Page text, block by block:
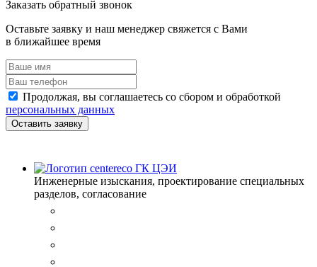
Заказать обратный звонок
Оставьте заявку и наш менеджер свяжется с Вами
в ближайшее время
Продолжая, вы соглашаетесь со сбором и обработкой
персональных данных
Оставить заявку
ГК ЦЭИ
Инженерные изыскания, проектирование специальных
разделов, согласование